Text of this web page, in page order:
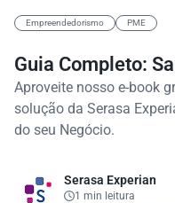
Empreendedorismo PME
Guia Completo:
Aproveite nosso e-book
solução da Serasa
do seu Negócio.
Serasa Experian
1 min leitura